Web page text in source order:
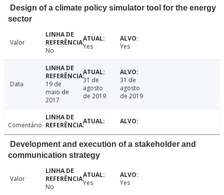
Design of a climate policy simulator tool for the energy
sector
Valor
No
Yes Yes
Data
19 de
maio de
2017
31 de
agosto
de 2019
31 de
agosto
de 2019
Comentário
Development and execution of a stakeholder and
communication strategy
Valor
No
Yes Yes